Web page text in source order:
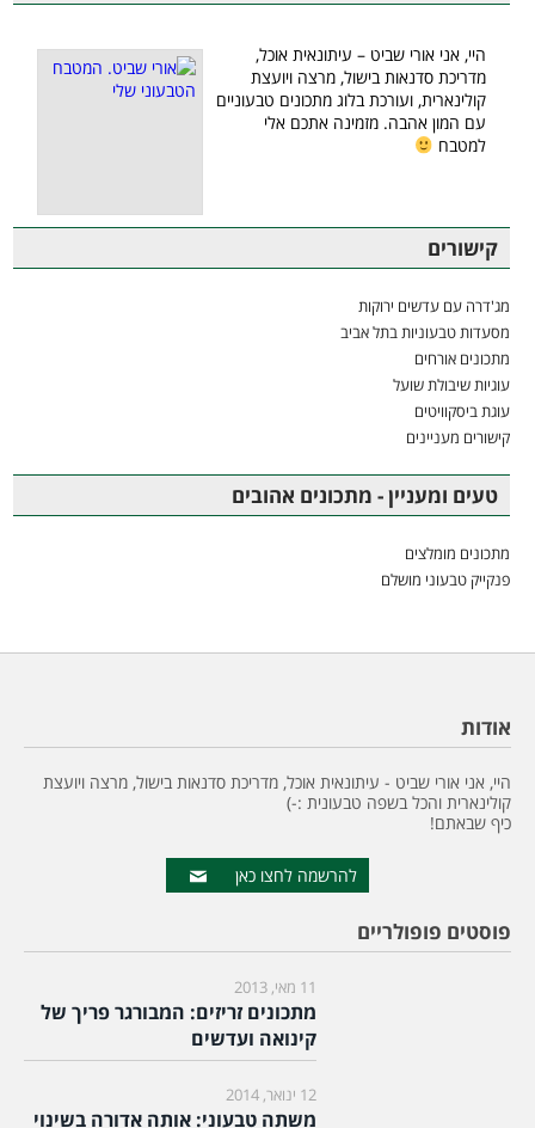
היי, אני אורי שביט – עיתונאית אוכל,
מדריכת סדנאות בישול, מרצה ויועצת
קולינארית, ועורכת בלוג מתכונים טבעוניים
עם המון אהבה. מזמינה אתכם אלי
למטבח
קישורים
מג'דרה עם עדשים ירוקות
מסעדות טבעוניות בתל אביב
מתכונים אורחים
עוגיות שיבולת שועל
עוגת ביסקוויטים
קישורים מעניינים
טעים ומעניין - מתכונים אהובים
מתכונים מומלצים
פנקייק טבעוני מושלם
אודות
היי, אני אורי שביט - עיתונאית אוכל, מדריכת סדנאות בישול, מרצה ויועצת
קולינארית והכל בשפה טבעונית :-)
כיף שבאתם!
להרשמה לחצו כאן
פוסטים פופולריים
11 מאי, 2013
מתכונים זריזים: המבורגר פריך של
קינואה ועדשים
12 ינואר, 2014
משתה טבעוני: אותה אדורה בשינוי